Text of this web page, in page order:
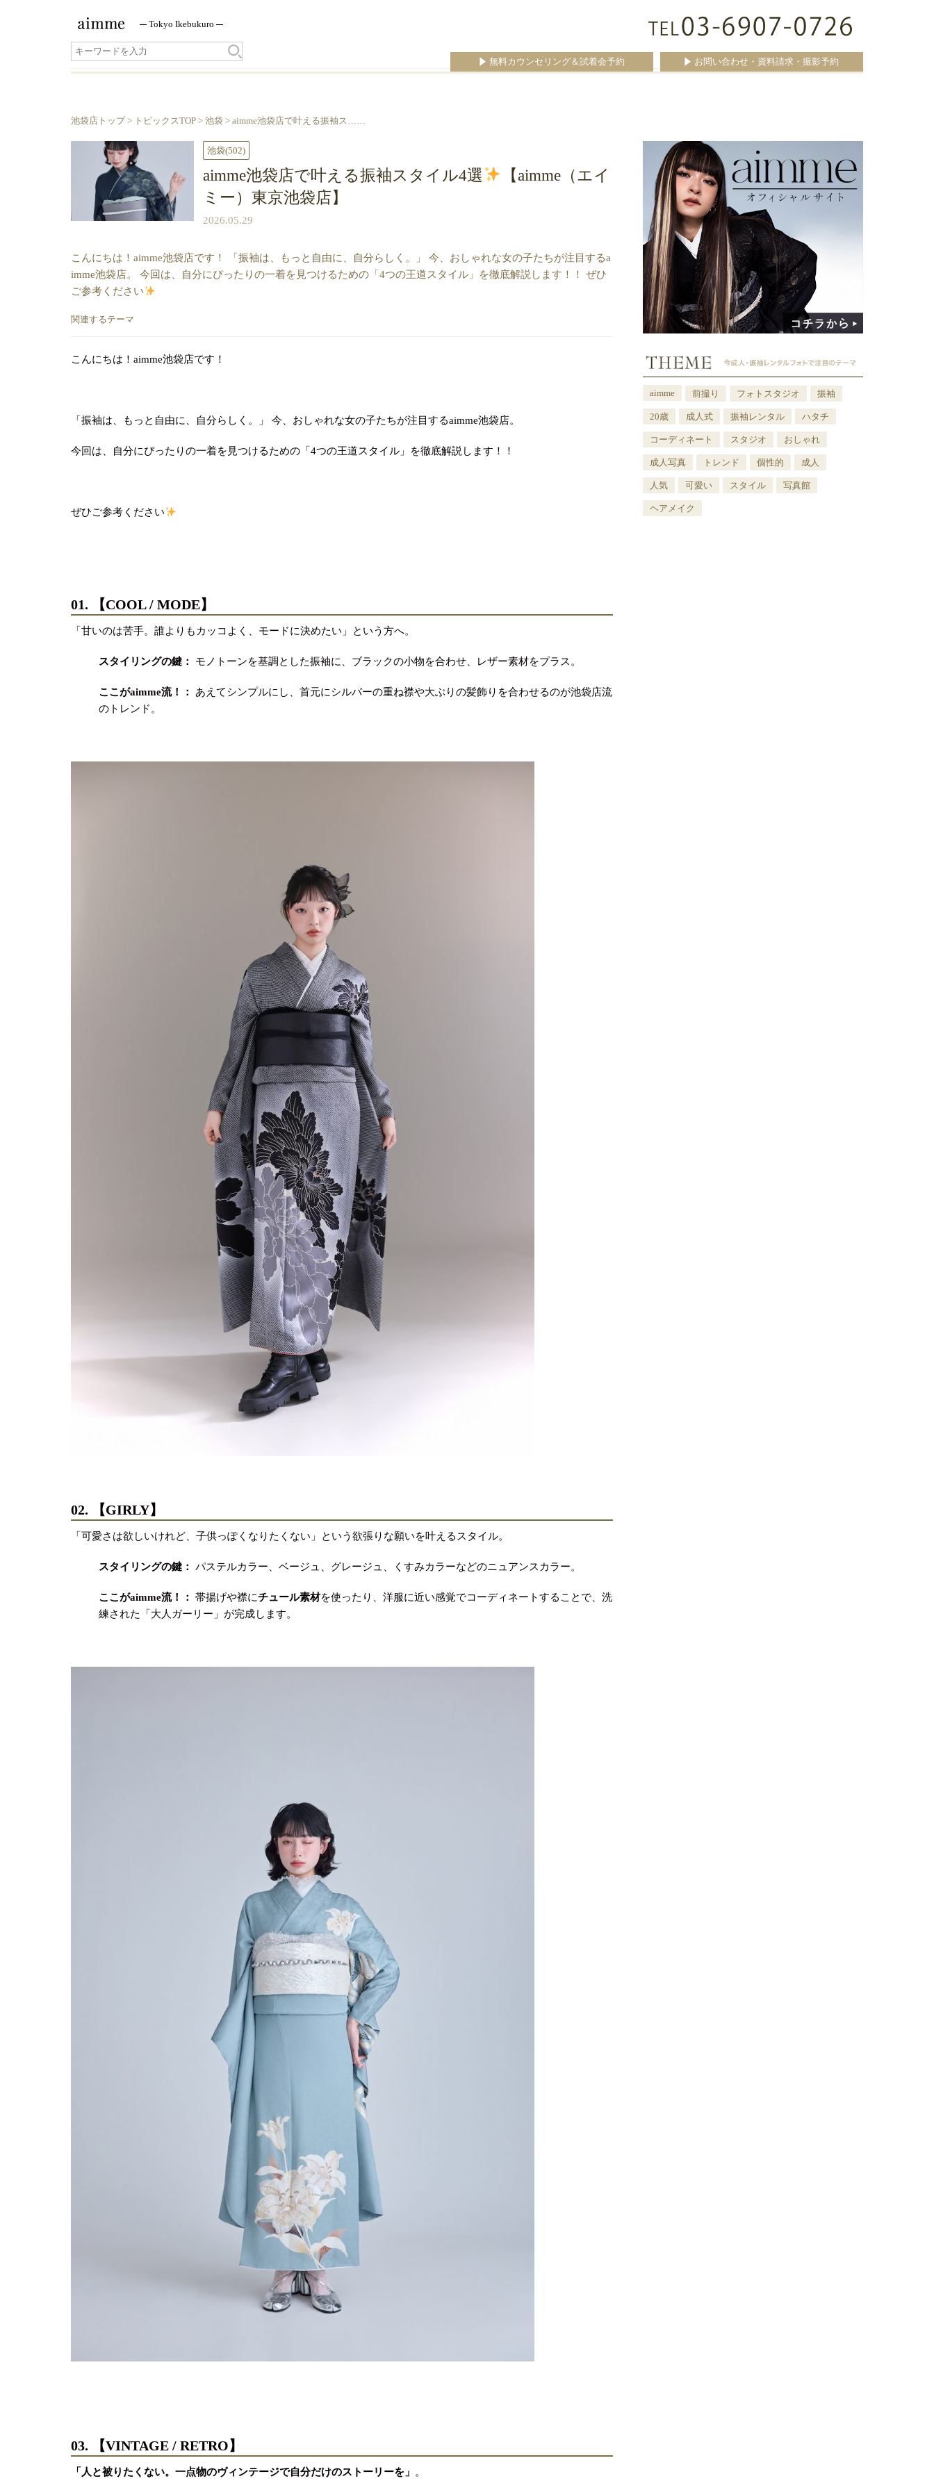
Tokyo Ikebukuro
お問い合わせ・資料請求・撮影予約
無料カウンセリング＆試着会予約
池袋店トップ> トピックスTOP > 池袋 > aimme池袋店で叶える振袖ス……
池袋(502)
aimme池袋店で叶える振袖スタイル4選
【aimme（エイ
ミー）東京池袋店】
2026.05.29
こんにちは！aimme池袋店です！ 「振袖は、もっと自由に、自分らしく。」 今、おしゃれな女の子たちが注目するa
imme池袋店。 今回は、自分にぴったりの一着を見つけるための「4つの王道スタイル」を徹底解説します！！ ぜひ
ご参考ください
関連するテーマ
こんにちは！aimme池袋店です！
「振袖は、もっと自由に、自分らしく。」 今、おしゃれな女の子たちが注目するaimme池袋店。
今回は、自分にぴったりの一着を見つけるための「4つの王道スタイル」を徹底解説します！！
ぜひご参考ください
01. 【COOL / MODE】
「甘いのは苦手。誰よりもカッコよく、モードに決めたい」という方へ。
スタイリングの鍵： モノトーンを基調とした振袖に、ブラックの小物を合わせ、レザー素材をプラス。
ここがaimme流！：
あえてシンプルにし、首元にシルバーの重ね襟や大ぶりの髪飾りを合わせるのが池袋店流
のトレンド。
02. 【GIRLY】
「可愛さは欲しいけれど、子供っぽくなりたくない」という欲張りな願いを叶えるスタイル。
スタイリングの鍵： パステルカラー、ベージュ、グレージュ、くすみカラーなどのニュアンスカラー。
ここがaimme流！： 帯揚げや襟にチュール素材を使ったり、洋服に近い感覚でコーディネートすることで、洗
練された「大人ガーリー」が完成します。
03. 【VINTAGE / RETRO】
「人と被りたくない。一点物のヴィンテージで自分だけのストーリーを」 。
aimme 前撮り フォトスタジオ 振袖
20歳 成人式 振袖レンタル ハタチ
コーディネート スタジオ おしゃれ
成人写真 トレンド 個性的 成人
人気 可愛い スタイル 写真館
ヘアメイク